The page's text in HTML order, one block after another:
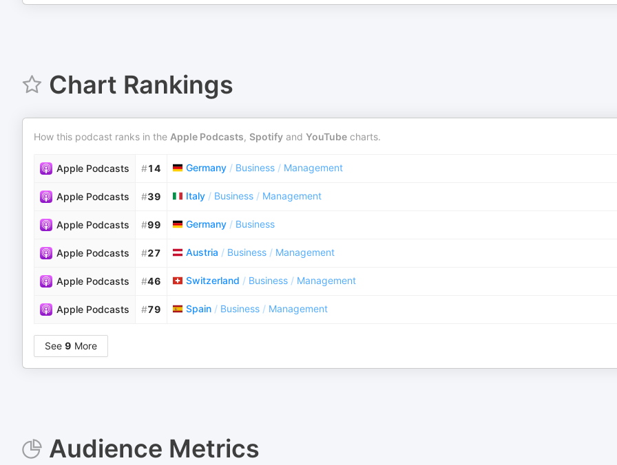
Chart Rankings
How this podcast ranks in the Apple Podcasts, Spotify and YouTube charts.
Apple Podcasts #14 Germany / Business / Management
Apple Podcasts #39 Italy / Business / Management
Apple Podcasts #99 Germany / Business
Apple Podcasts #27 Austria / Business / Management
Apple Podcasts #46 Switzerland / Business / Management
Apple Podcasts #79 Spain / Business / Management
See 9 More
Audience Metrics